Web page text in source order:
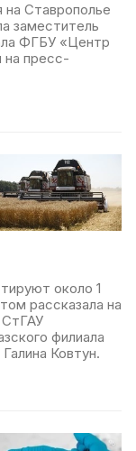
на Ставрополье
заместитель
ФГБУ «Центр
на пресс-
около 1
рассказала на
филиала
Ковтун.